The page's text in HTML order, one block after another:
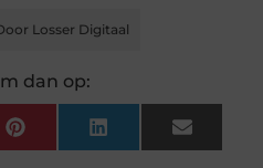
Losser Digitaal
dan op:
Pinterest LinkedIn Email